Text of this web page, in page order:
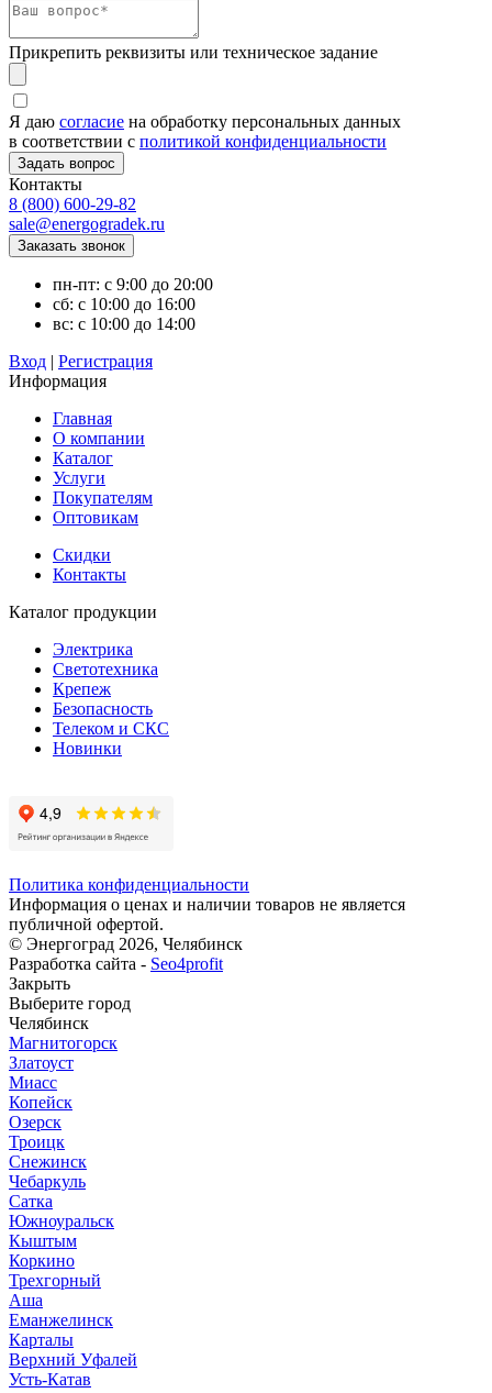
Прикрепить реквизиты или техническое задание
Я даю согласие на обработку персональных данных
в соответствии с политикой конфиденциальности
Контакты
8 (800) 600-29-82
sale@energogradek.ru
пн-пт: с 9:00 до 20:00
сб: с 10:00 до 16:00
вс: с 10:00 до 14:00
Вход | Регистрация
Информация
Главная
О компании
Каталог
Услуги
Покупателям
Оптовикам
Скидки
Контакты
Каталог продукции
Электрика
Светотехника
Крепеж
Безопасность
Телеком и СКС
Новинки
Политика конфиденциальности
Информация о ценах и наличии товаров не является
публичной офертой.
© Энергоград 2026, Челябинск
Разработка сайта - Seo4profit
Закрыть
Выберите город
Челябинск
Магнитогорск
Златоуст
Миасс
Копейск
Озерск
Троицк
Снежинск
Чебаркуль
Сатка
Южноуральск
Кыштым
Коркино
Трехгорный
Аша
Еманжелинск
Карталы
Верхний Уфалей
Усть-Катав